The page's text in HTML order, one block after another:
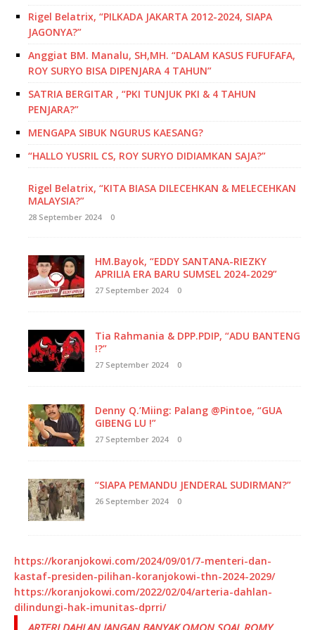
Rigel Belatrix, “PILKADA JAKARTA 2012-2024, SIAPA
JAGONYA?”
Anggiat BM. Manalu, SH,MH. “DALAM KASUS FUFUFAFA,
ROY SURYO BISA DIPENJARA 4 TAHUN”
SATRIA BERGITAR , “PKI TUNJUK PKI & 4 TAHUN
PENJARA?”
MENGAPA SIBUK NGURUS KAESANG?
“HALLO YUSRIL CS, ROY SURYO DIDIAMKAN SAJA?”
Rigel Belatrix, “KITA BIASA DILECEHKAN & MELECEHKAN
MALAYSIA?”
28 September 2024 0
HM.Bayok, “EDDY SANTANA-RIEZKY
APRILIA ERA BARU SUMSEL 2024-2029”
27 September 2024 0
Tia Rahmania & DPP.PDIP, “ADU BANTENG
!?”
27 September 2024 0
Denny Q.’Miing: Palang @Pintoe, “GUA
GIBENG LU !”
27 September 2024 0
“SIAPA PEMANDU JENDERAL SUDIRMAN?”
26 September 2024 0
https://koranjokowi.com/2024/09/01/7-menteri-dan-
kastaf-presiden-pilihan-koranjokowi-thn-2024-2029/
https://koranjokowi.com/2022/02/04/arteria-dahlan-
dilindungi-hak-imunitas-dprri/